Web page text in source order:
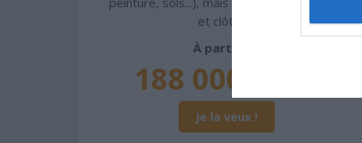
et clôture.
À partir de
188 000€ TTC
Je la veux !